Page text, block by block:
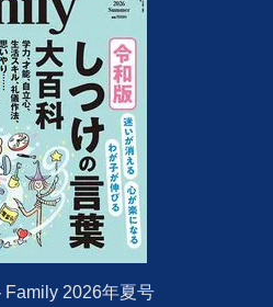
Family 2026年夏号